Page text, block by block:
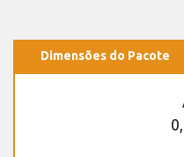
Dimensões do Pacote